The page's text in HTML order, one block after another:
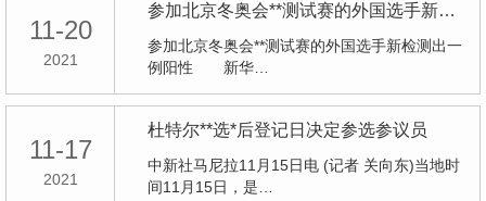
11-20
2021
参加北京冬奥会**测试赛的外国选手新检测出一例阳性
参加北京冬奥会**测试赛的外国选手新检测出一
例阳性 新华…
11-17
2021
杜特尔**选*后登记日决定参选参议员
中新社马尼拉11月15日电 (记者 关向东)当地时
间11月15日，是…